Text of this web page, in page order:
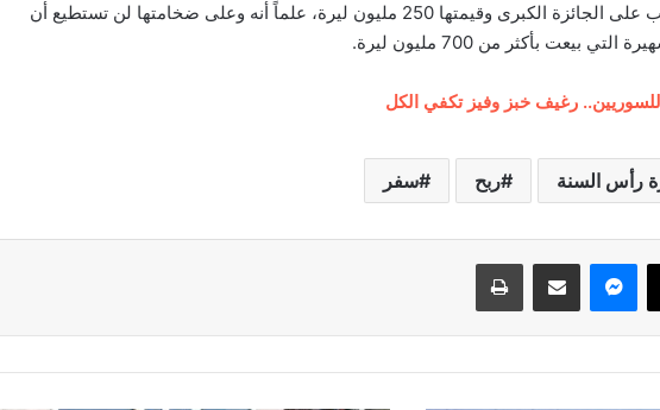
2021، حيث موعد السحب على الجائزة الكبرى وقيمتها 250 مليون ليرة، علماً أنه وعلى ضخامتها لن تستطيع أن
التي بيعت بأكثر من 700 مليون ليرة.
للسوريين.. رغيف خبز وفيز تكفي الكل
رأس السنة ربح سفر